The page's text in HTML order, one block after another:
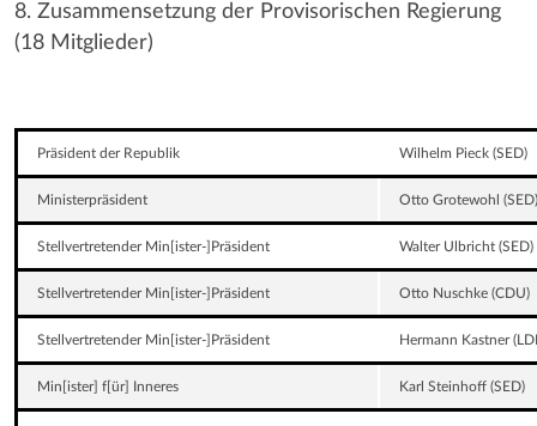
8. Zusammensetzung der Provisorischen Regierung
(18 Mitglieder)
Präsident der Republik Wilhelm Pieck (SED)
Ministerpräsident Otto Grotewohl (SED)
Stellvertretender Min[ister-]Präsident Walter Ulbricht (SED)
Stellvertretender Min[ister-]Präsident Otto Nuschke (CDU)
Stellvertretender Min[ister-]Präsident Hermann Kastner
Min[ister] f[ür] Inneres Karl Steinhoff (SED)